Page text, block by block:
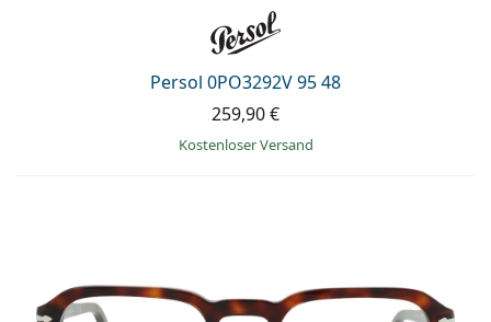
Persol 0PO3292V 95 48
259,90 €
Kostenloser Versand